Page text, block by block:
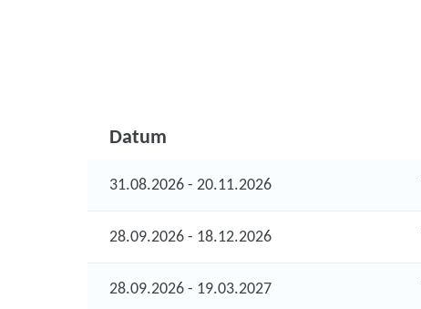
Datum
31.08.2026 - 20.11.2026
28.09.2026 - 18.12.2026
28.09.2026 - 19.03.2027